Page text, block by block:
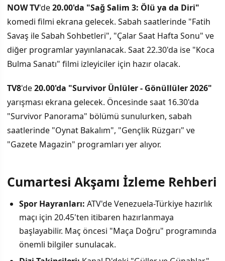
NOW TV'de20.00'da "Sağ Salim 3: Ölü ya da Diri"
komedi filmi ekrana gelecek. Sabah saatlerinde "Fatih
Savaş ile Sabah Sohbetleri", "Çalar Saat Hafta Sonu" ve
diğer programlar yayınlanacak. Saat 22.30'da ise "Koca
Bulma Sanatı" filmi izleyiciler için hazır olacak.
TV8'de20.00'da "Survivor Ünlüler - Gönüllüler 2026"
yarışması ekrana gelecek. Öncesinde saat 16.30'da
"Survivor Panorama" bölümü sunulurken, sabah
saatlerinde "Oynat Bakalım", "Gençlik Rüzgarı" ve
"Gazete Magazin" programları yer alıyor.
Cumartesi Akşamı İzleme Rehberi
Spor Hayranları: ATV'de Venezuela-Türkiye hazırlık
maçı için 20.45'ten itibaren hazırlanmaya
başlayabilir. Maç öncesi "Maça Doğru" programında
önemli bilgiler sunulacak.